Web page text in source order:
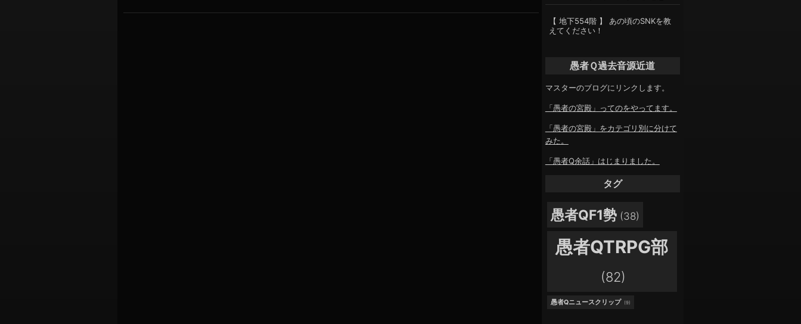
【 地下554階 】 あの頃のSNKを教
えてください！
愚者Ｑ過去音源近道
マスターのブログにリンクします。
「愚者の宮殿」ってのをやってます。
「愚者の宮殿」をカテゴリ別に分けて
みた。
「愚者Q余話」はじまりました。
タグ
愚者QF1勢 (38)
愚者QTRPG部
(82)
愚者Qニュースクリップ (9)